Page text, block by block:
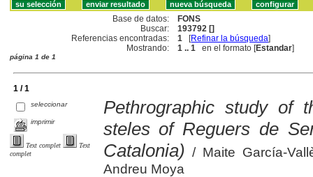
Base de datos:
FONS
Buscar:
193792 []
Referencias encontradas:
1 [Refinar la búsqueda]
Mostrando:
1 .. 1 en el formato [Estandar]
página 1 de 1
1 / 1
seleccionar
imprimir
Text complet
Text
complet
Pethrographic study of
steles of Reguers de
Catalonia) / Maite García-
Andreu Moya